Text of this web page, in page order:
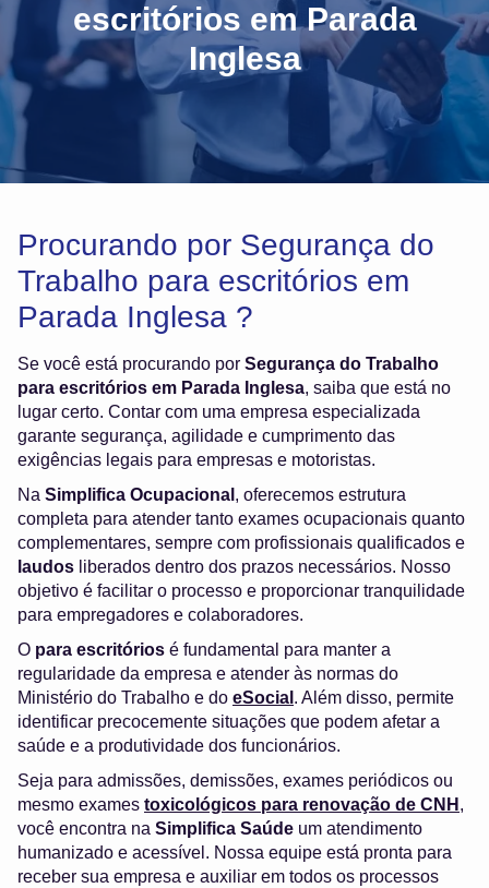
escritórios em Parada
Inglesa
Procurando por Segurança do
Trabalho para escritórios em
Parada Inglesa ?
Se você está procurando por Segurança do Trabalho
para escritórios em Parada Inglesa, saiba que está no
lugar certo. Contar com uma empresa especializada
garante segurança, agilidade e cumprimento das
exigências legais para empresas e motoristas.
Na Simplifica Ocupacional , oferecemos estrutura
completa para atender tanto exames ocupacionais quanto
complementares, sempre com profissionais qualificados e
laudos liberados dentro dos prazos necessários. Nosso
objetivo é facilitar o processo e proporcionar tranquilidade
para empregadores e colaboradores.
O para escritórios é fundamental para manter a
regularidade da empresa e atender às normas do
Ministério do Trabalho e do eSocial . Além disso, permite
identificar precocemente situações que podem afetar a
saúde e a produtividade dos funcionários.
Seja para admissões, demissões, exames periódicos ou
mesmo exames toxicológicos para renovação de CNH ,
você encontra na Simplifica Saúde um atendimento
humanizado e acessível. Nossa equipe está pronta para
receber sua empresa e auxiliar em todos os processos